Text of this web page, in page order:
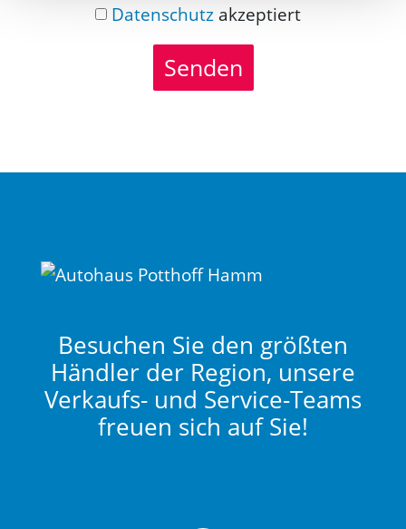
Datenschutzakzeptiert
Senden
Besuchen Sie den größten
Händler der Region, unsere
Verkaufs- und Service-Teams
freuen sich auf Sie!